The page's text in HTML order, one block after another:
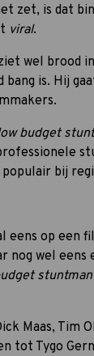
zet, is dat
viral.
wel brood
bang is. Hij
budget
bij
eens op een
nog wel eens
stuntman
Maas, Tim
tot Tygo